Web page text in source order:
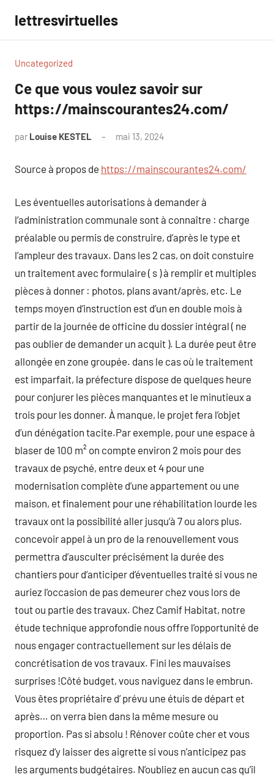
contenu
lettresvirtuelles
Uncategorized
Ce que vous voulez savoir sur
https://mainscourantes24.com/
par Louise KESTEL mai 13, 2024
Source à propos de https://mainscourantes24.com/
Les éventuelles autorisations à demander à
l’administration communale sont à connaître : charge
préalable ou permis de construire, d’après le type et
l’ampleur des travaux. Dans les 2 cas, on doit constuire
un traitement avec formulaire ( s ) à remplir et multiples
pièces à donner : photos, plans avant/après, etc. Le
temps moyen d’instruction est d’un en double mois à
partir de la journée de officine du dossier intégral ( ne
pas oublier de demander un acquit ). La durée peut être
allongée en zone groupée. dans le cas où le traitement
est imparfait, la préfecture dispose de quelques heure
pour conjurer les pièces manquantes et le minutieux a
trois pour les donner. À manque, le projet fera l’objet
d’un dénégation tacite.Par exemple, pour une espace à
blaser de 100 m² on compte environ 2 mois pour des
travaux de psyché, entre deux et 4 pour une
modernisation complète d’une appartement ou une
maison, et finalement pour une réhabilitation lourde les
travaux ont la possibilité aller jusqu’à 7 ou alors plus.
concevoir appel à un pro de la renouvellement vous
permettra d’ausculter précisément la durée des
chantiers pour d’anticiper d’éventuelles traité si vous ne
auriez l’occasion de pas demeurer chez vous lors de
tout ou partie des travaux. Chez Camif Habitat, notre
étude technique approfondie nous offre l’opportunité de
nous engager contractuellement sur les délais de
concrétisation de vos travaux. Fini les mauvaises
surprises !Côté budget, vous naviguez dans le embrun.
Vous êtes propriétaire d’ prévu une étuis de départ et
après… on verra bien dans la même mesure ou
proportion. Pas si absolu ! Rénover coûte cher et vous
risquez d’y laisser des aigrette si vous n’anticipez pas
les arguments budgétaires. N’oubliez en aucun cas qu’il